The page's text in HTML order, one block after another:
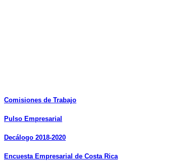
Comisiones de Trabajo
Pulso Empresarial
Decálogo 2018-2020
Encuesta Empresarial de Costa Rica